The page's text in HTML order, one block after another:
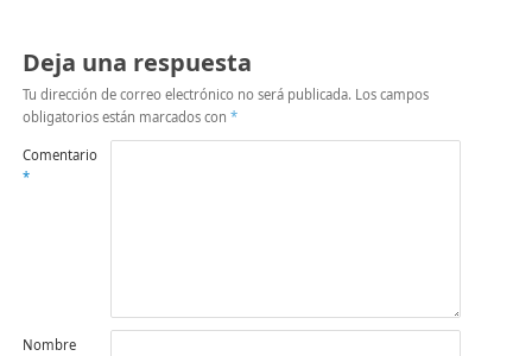
Deja una respuesta
Tu dirección de correo electrónico no será publicada. Los campos
obligatorios están marcados con *
Comentario
*
Nombre